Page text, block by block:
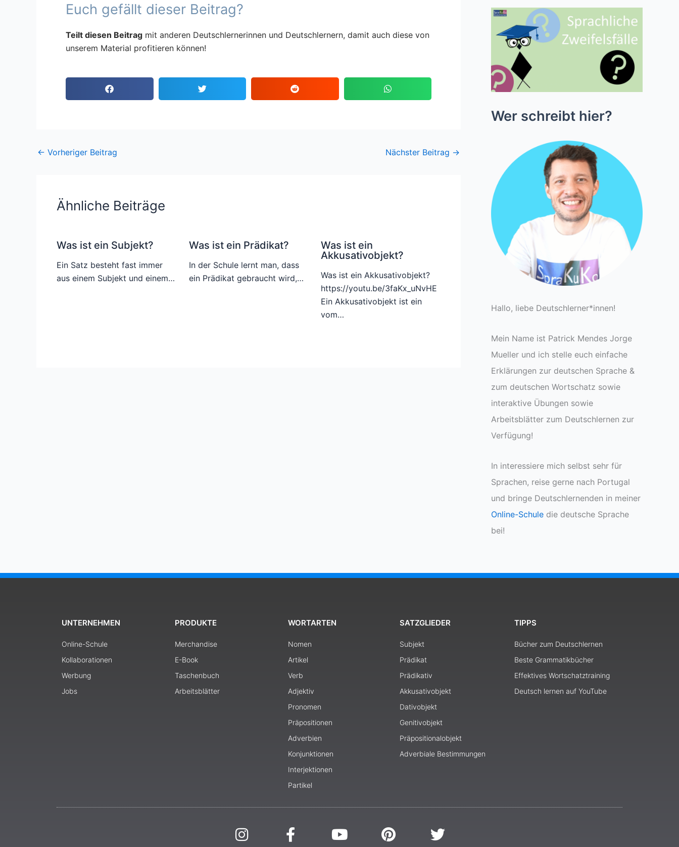
Euch gefällt dieser Beitrag?
Teilt diesen Beitrag mit anderen Deutschlernerinnen und Deutschlernern, damit auch diese von
unserem Material profitieren können!
← Vorheriger Beitrag Nächster Beitrag →
Ähnliche Beiträge
Was ist ein Subjekt?
Ein Satz besteht fast immer
aus einem Subjekt und einem…
Was ist ein Prädikat?
In der Schule lernt man, dass
ein Prädikat gebraucht wird,…
Was ist ein
Akkusativobjekt?
Was ist ein Akkusativobjekt?
https://youtu.be/3faKx_uNvHE
Ein Akkusativobjekt ist ein
vom…
Wer schreibt hier?
Hallo, liebe Deutschlerner*innen!
Mein Name ist Patrick Mendes Jorge
Mueller und ich stelle euch einfache
Erklärungen zur deutschen Sprache &
zum deutschen Wortschatz sowie
interaktive Übungen sowie
Arbeitsblätter zum Deutschlernen zur
Verfügung!
In interessiere mich selbst sehr für
Sprachen, reise gerne nach Portugal
und bringe Deutschlernenden in meiner
Online-Schule die deutsche Sprache
bei!
UNTERNEHMEN
Online-Schule
Kollaborationen
Werbung
Jobs
PRODUKTE
Merchandise
E-Book
Taschenbuch
Arbeitsblätter
WORTARTEN
Nomen
Artikel
Verb
Adjektiv
Pronomen
Präpositionen
Adverbien
Konjunktionen
Interjektionen
Partikel
SATZGLIEDER
Subjekt
Prädikat
Prädikativ
Akkusativobjekt
Dativobjekt
Genitivobjekt
Präpositionalobjekt
Adverbiale Bestimmungen
TIPPS
Bücher zum Deutschlernen
Beste Grammatikbücher
Effektives Wortschatztraining
Deutsch lernen auf YouTube
n
a
o
i
w